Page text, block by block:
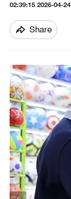
02:39:15 2026-04-24
Share